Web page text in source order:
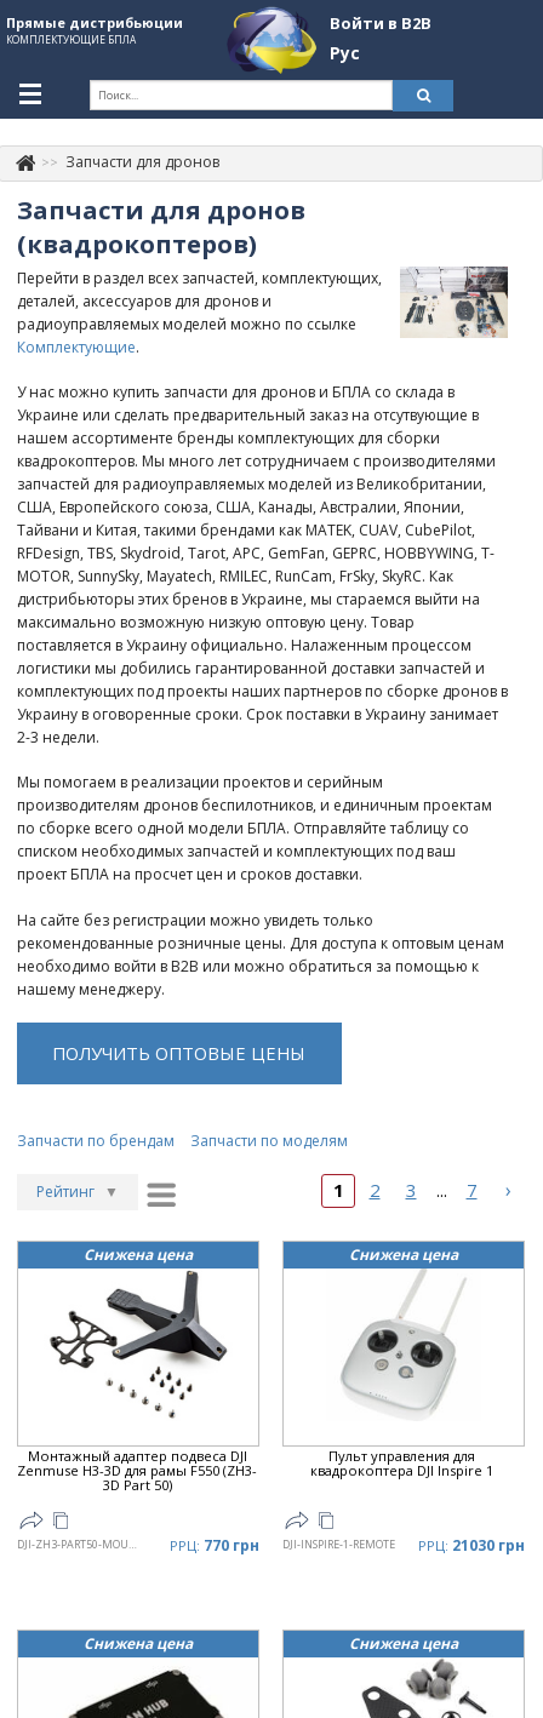
Прямые дистрибьюции
КОМПЛЕКТУЮЩИЕ БПЛА
Войти в B2B
Рус
+380507774092 Контакты
Информация о компании
About Company
Обзоры
Бренды
Войти в B2B
Стать партнером
Запчасти для дронов
Запчасти для дронов
(квадрокоптеров)
Перейти в раздел всех запчастей, комплектующих,
деталей, аксессуаров для дронов и
радиоуправляемых моделей можно по ссылке
Комплектующие.
У нас можно купить запчасти для дронов и БПЛА со склада в
Украине или сделать предварительный заказ на отсутвующие в
нашем ассортименте бренды комплектующих для сборки
квадрокоптеров. Мы много лет сотрудничаем с производителями
запчастей для радиоуправляемых моделей из Великобритании,
США, Европейского союза, США, Канады, Австралии, Японии,
Тайвани и Китая, такими брендами как MATEK, CUAV, CubePilot,
RFDesign, TBS, Skydroid, Tarot, APC, GemFan, GEPRC, HOBBYWING, T-
MOTOR, SunnySky, Mayatech, RMILEC, RunCam, FrSky, SkyRC. Как
дистрибьюторы этих бренов в Украине, мы стараемся выйти на
максимально возможную низкую оптовую цену. Товар
поставляется в Украину официально. Налаженным процессом
логистики мы добились гарантированной доставки запчастей и
комплектующих под проекты наших партнеров по сборке дронов в
Украину в оговоренные сроки. Срок поставки в Украину занимает
2-3 недели.
Мы помогаем в реализации проектов и серийным
производителям дронов беспилотников, и единичным проектам
по сборке всего одной модели БПЛА. Отправляйте таблицу со
списком необходимых запчастей и комплектующих под ваш
проект БПЛА на просчет цен и сроков доставки.
На сайте без регистрации можно увидеть только
рекомендованные розничные цены. Для доступа к оптовым ценам
необходимо войти в B2B или можно обратиться за помощью к
нашему менеджеру.
ПОЛУЧИТЬ ОПТОВЫЕ ЦЕНЫ
Запчасти по брендам Запчасти по моделям
Рейтинг ▼
Дата ▲
▼
Цена ▲
Цена
1 2 3 ... 7 ›
Снижена цена
Монтажный адаптер подвеса DJI
Zenmuse H3-3D для рамы F550 (ZH3-
3D Part 50)
DJI-ZH3-PART50-MOUNT РРЦ: 770 грн
Снижена цена
Пульт управления для
квадрокоптера DJI Inspire 1
DJI-INSPIRE-1-REMOTE РРЦ: 21030 грн
Снижена цена Снижена цена